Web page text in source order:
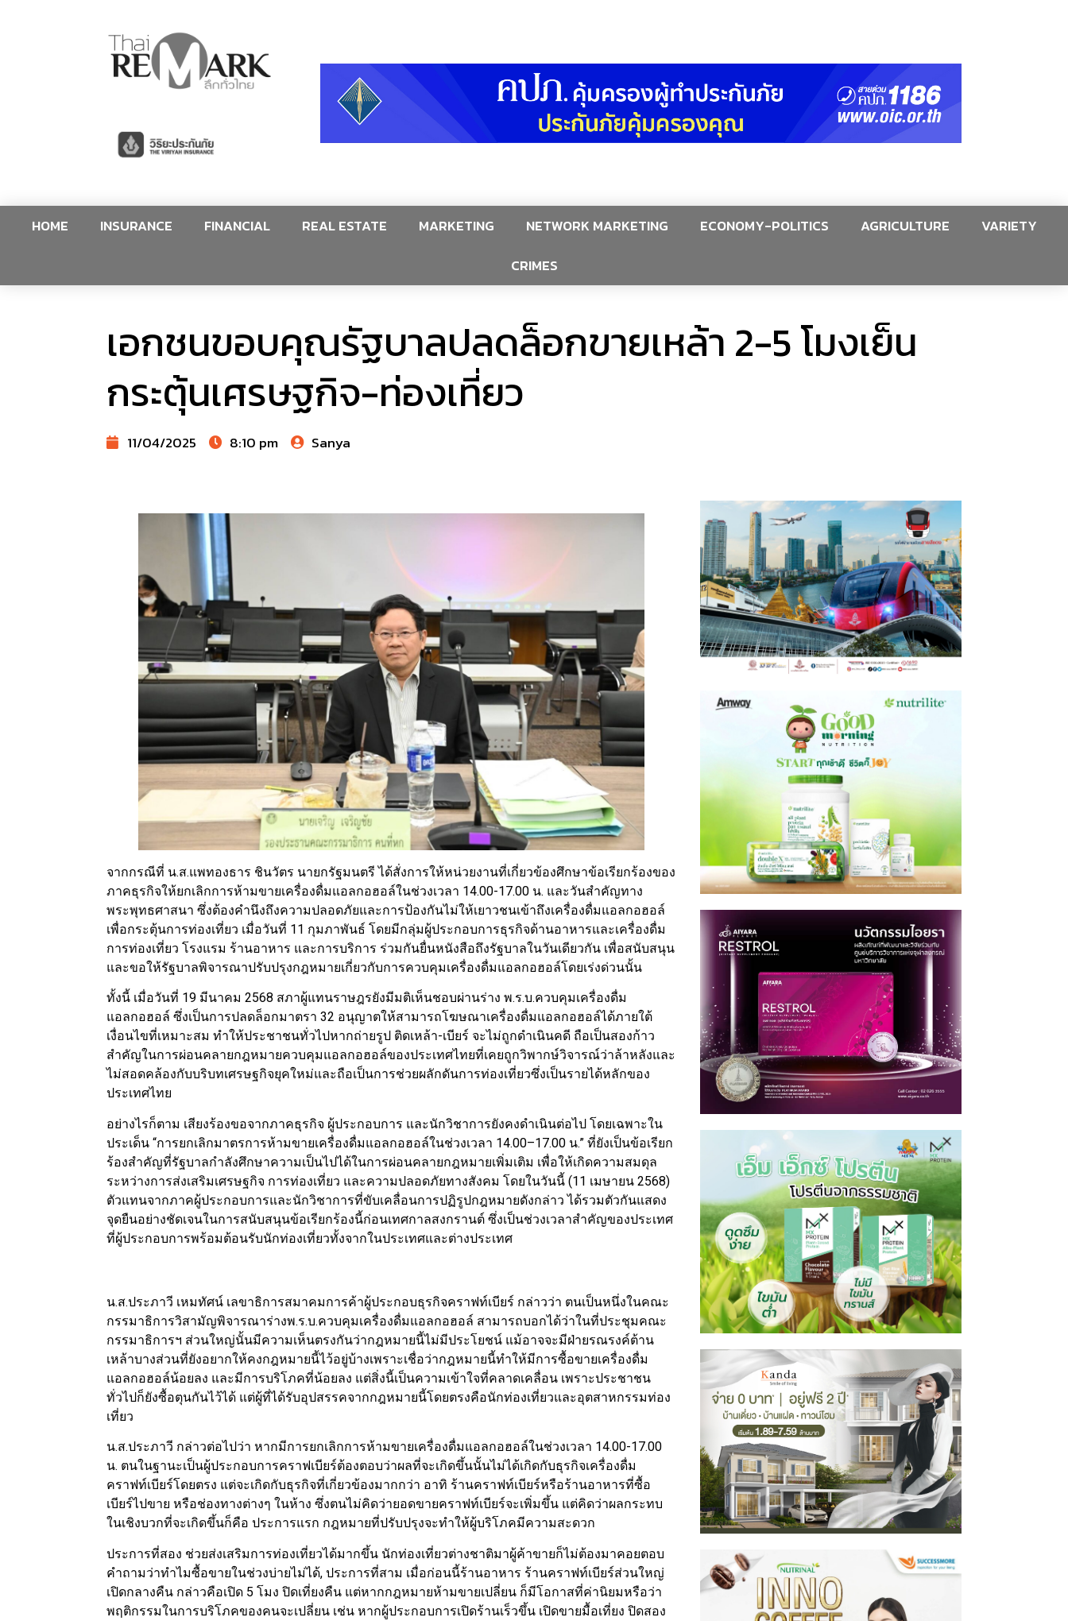
HOME INSURANCE FINANCIAL REAL ESTATE MARKETING NETWORK MARKETING ECONOMY-POLITICS AGRICULTURE
VARIETY
CRIMES
เอกชนขอบคุณรัฐบาลปลดล็อกขายเหล้า 2-5 โมงเย็น
กระตุ้นเศรษฐกิจ-ท่องเที่ยว
11/04/2025 8:10 pm Sanya
จากกรณีที่ น.ส.แพทองธาร ชินวัตร นายกรัฐมนตรี ได้สั่งการให้หน่วยงานที่เกี่ยวข้องศึกษาข้อเรียกร้องของ
ภาคธุรกิจให้ยกเลิกการห้ามขายเครื่องดื่มแอลกอฮอล์ในช่วงเวลา 14.00-17.00 น. และวันสำคัญทาง
พระพุทธศาสนา ซึ่งต้องคำนึงถึงความปลอดภัยและการป้องกันไม่ให้เยาวชนเข้าถึงเครื่องดื่มแอลกอฮอล์
เพื่อกระตุ้นการท่องเที่ยว เมื่อวันที่ 11 กุมภาพันธ์ โดยมีกลุ่มผู้ประกอบการธุรกิจด้านอาหารและเครื่องดื่ม
การท่องเที่ยว โรงแรม ร้านอาหาร และการบริการ ร่วมกันยื่นหนังสือถึงรัฐบาลในวันเดียวกัน เพื่อสนับสนุน
และขอให้รัฐบาลพิจารณาปรับปรุงกฎหมายเกี่ยวกับการควบคุมเครื่องดื่มแอลกอฮอล์โดยเร่งด่วนนั้น
ทั้งนี้ เมื่อวันที่ 19 มีนาคม 2568 สภาผู้แทนราษฎรยังมีมติเห็นชอบผ่านร่าง พ.ร.บ.ควบคุมเครื่องดื่ม
แอลกอฮอล์ ซึ่งเป็นการปลดล็อกมาตรา 32 อนุญาตให้สามารถโฆษณาเครื่องดื่มแอลกอฮอล์ได้ภายใต้
เงื่อนไขที่เหมาะสม ทำให้ประชาชนทั่วไปหากถ่ายรูป ติดเหล้า-เบียร์ จะไม่ถูกดำเนินคดี ถือเป็นสองก้าว
สำคัญในการผ่อนคลายกฎหมายควบคุมแอลกอฮอล์ของประเทศไทยที่เคยถูกวิพากษ์วิจารณ์ว่าล้าหลังและ
ไม่สอดคล้องกับบริบทเศรษฐกิจยุคใหม่และถือเป็นการช่วยผลักดันการท่องเที่ยวซึ่งเป็นรายได้หลักของ
ประเทศไทย
อย่างไรก็ตาม เสียงร้องขอจากภาคธุรกิจ ผู้ประกอบการ และนักวิชาการยังคงดำเนินต่อไป โดยเฉพาะใน
ประเด็น “การยกเลิกมาตรการห้ามขายเครื่องดื่มแอลกอฮอล์ในช่วงเวลา 14.00–17.00 น.” ที่ยังเป็นข้อเรียก
ร้องสำคัญที่รัฐบาลกำลังศึกษาความเป็นไปได้ในการผ่อนคลายกฎหมายเพิ่มเติม เพื่อให้เกิดความสมดุล
ระหว่างการส่งเสริมเศรษฐกิจ การท่องเที่ยว และความปลอดภัยทางสังคม โดยในวันนี้ (11 เมษายน 2568)
ตัวแทนจากภาคผู้ประกอบการและนักวิชาการที่ขับเคลื่อนการปฏิรูปกฎหมายดังกล่าว ได้รวมตัวกันแสดง
จุดยืนอย่างชัดเจนในการสนับสนุนข้อเรียกร้องนี้ก่อนเทศกาลสงกรานต์ ซึ่งเป็นช่วงเวลาสำคัญของประเทศ
ที่ผู้ประกอบการพร้อมต้อนรับนักท่องเที่ยวทั้งจากในประเทศและต่างประเทศ
น.ส.ประภาวี เหมทัศน์ เลขาธิการสมาคมการค้าผู้ประกอบธุรกิจคราฟท์เบียร์ กล่าวว่า ตนเป็นหนึ่งในคณะ
กรรมาธิการวิสามัญพิจารณาร่างพ.ร.บ.ควบคุมเครื่องดื่มแอลกอฮอล์ สามารถบอกได้ว่าในที่ประชุมคณะ
กรรมาธิการฯ ส่วนใหญ่นั้นมีความเห็นตรงกันว่ากฎหมายนี้ไม่มีประโยชน์ แม้อาจจะมีฝ่ายรณรงค์ต้าน
เหล้าบางส่วนที่ยังอยากให้คงกฎหมายนี้ไว้อยู่บ้างเพราะเชื่อว่ากฎหมายนี้ทำให้มีการซื้อขายเครื่องดื่ม
แอลกอฮอล์น้อยลง และมีการบริโภคที่น้อยลง แต่สิ่งนี้เป็นความเข้าใจที่คลาดเคลื่อน เพราะประชาชน
ทั่วไปก็ยังซื้อตุนกันไว้ได้ แต่ผู้ที่ได้รับอุปสรรคจากกฎหมายนี้โดยตรงคือนักท่องเที่ยวและอุตสาหกรรมท่อง
เที่ยว
น.ส.ประภาวี กล่าวต่อไปว่า หากมีการยกเลิกการห้ามขายเครื่องดื่มแอลกอฮอล์ในช่วงเวลา 14.00-17.00
น. ตนในฐานะเป็นผู้ประกอบการคราฟเบียร์ต้องตอบว่าผลที่จะเกิดขึ้นนั้นไม่ได้เกิดกับธุรกิจเครื่องดื่ม
คราฟท์เบียร์โดยตรง แต่จะเกิดกับธุรกิจที่เกี่ยวข้องมากกว่า อาทิ ร้านคราฟท์เบียร์หรือร้านอาหารที่ซื้อ
เบียร์ไปขาย หรือช่องทางต่างๆ ในห้าง ซึ่งตนไม่คิดว่ายอดขายคราฟท์เบียร์จะเพิ่มขึ้น แต่คิดว่าผลกระทบ
ในเชิงบวกที่จะเกิดขึ้นก็คือ ประการแรก กฎหมายที่ปรับปรุงจะทำให้ผู้บริโภคมีความสะดวก
ประการที่สอง ช่วยส่งเสริมการท่องเที่ยวได้มากขึ้น นักท่องเที่ยวต่างชาติมาผู้ค้าขายก็ไม่ต้องมาคอยตอบ
คำถามว่าทำไมซื้อขายในช่วงบ่ายไม่ได้, ประการที่สาม เมื่อก่อนนี้ร้านอาหาร ร้านคราฟท์เบียร์ส่วนใหญ่
เปิดกลางคืน กล่าวคือเปิด 5 โมง ปิดเที่ยงคืน แต่หากกฎหมายห้ามขายเปลี่ยน ก็มีโอกาสที่ค่านิยมหรือว่า
พฤติกรรมในการบริโภคของคนจะเปลี่ยน เช่น หากผู้ประกอบการเปิดร้านเร็วขึ้น เปิดขายมื้อเที่ยง ปิดสอง